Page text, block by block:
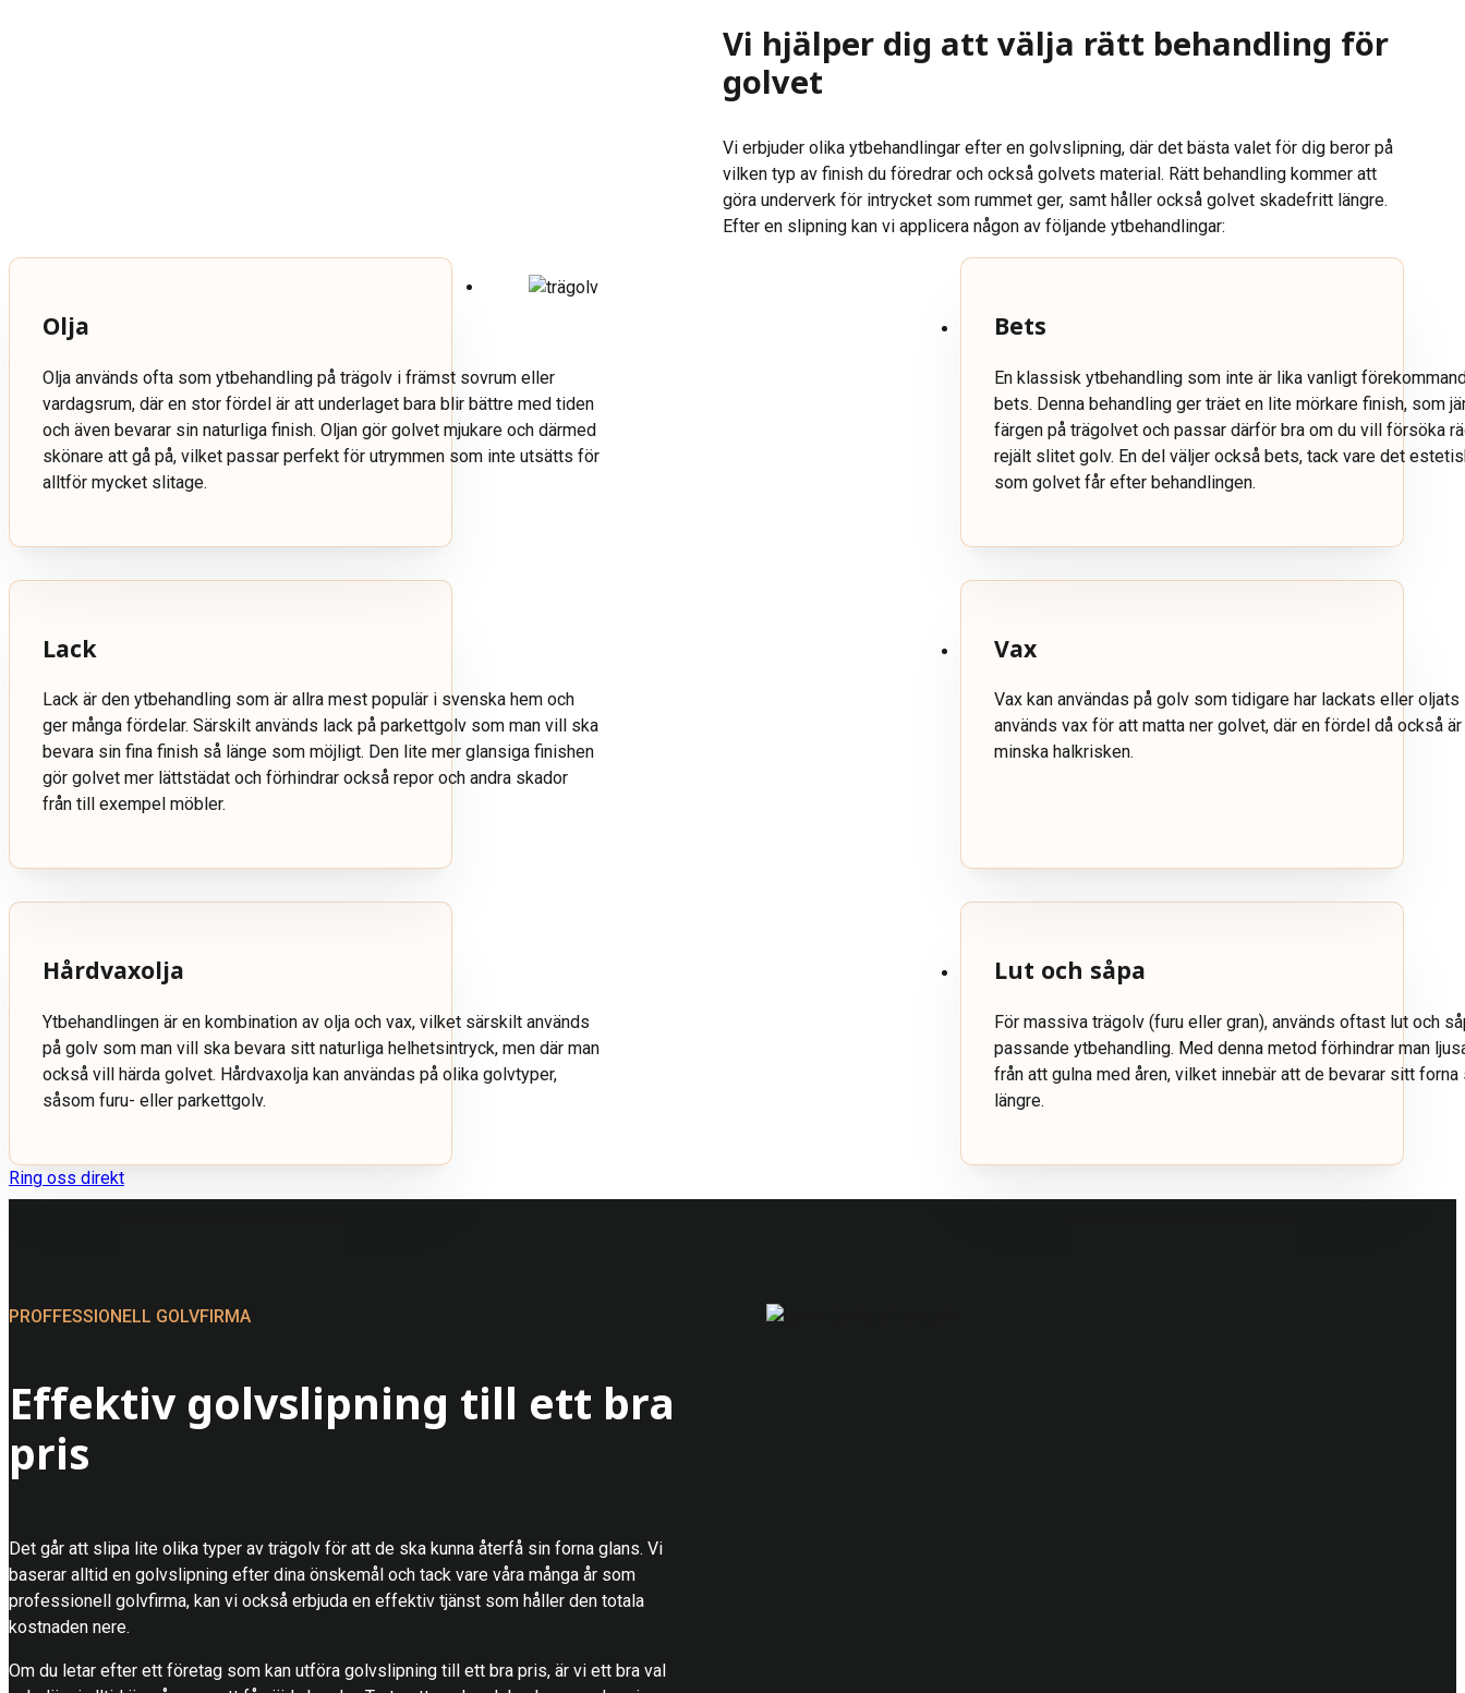
Vi hjälper dig att välja rätt behandling för
golvet
Vi erbjuder olika ytbehandlingar efter en golvslipning, där det bästa valet för dig beror på
vilken typ av finish du föredrar och också golvets material. Rätt behandling kommer att
göra underverk för intrycket som rummet ger, samt håller också golvet skadefritt längre.
Efter en slipning kan vi applicera någon av följande ytbehandlingar:
Olja
Olja används ofta som ytbehandling på trägolv i främst sovrum eller
vardagsrum, där en stor fördel är att underlaget bara blir bättre med tiden
och även bevarar sin naturliga finish. Oljan gör golvet mjukare och därmed
skönare att gå på, vilket passar perfekt för utrymmen som inte utsätts för
alltför mycket slitage.
Bets
En klassisk ytbehandling som inte är lika vanligt
bets. Denna behandling ger träet en lite mörkare finish, som
färgen på trägolvet och passar därför bra om du vill försöka
rejält slitet golv. En del väljer också bets, tack vare det
som golvet får efter behandlingen.
Lack
Lack är den ytbehandling som är allra mest populär i svenska hem och
ger många fördelar. Särskilt används lack på parkettgolv som man vill ska
bevara sin fina finish så länge som möjligt. Den lite mer glansiga finishen
gör golvet mer lättstädat och förhindrar också repor och andra skador
från till exempel möbler.
Vax
Vax kan användas på golv som tidigare har lackats eller oljats
används vax för att matta ner golvet, där en fördel då också är
minska halkrisken.
Hårdvaxolja
Ytbehandlingen är en kombination av olja och vax, vilket särskilt används
på golv som man vill ska bevara sitt naturliga helhetsintryck, men där man
också vill härda golvet. Hårdvaxolja kan användas på olika golvtyper,
såsom furu- eller parkettgolv.
Lut och såpa
För massiva trägolv (furu eller gran), används oftast lut och
passande ytbehandling. Med denna metod förhindrar man
från att gulna med åren, vilket innebär att de bevarar sitt forna
längre.
Ring oss direkt
Effektiv golvslipning till ett bra
pris
Det går att slipa lite olika typer av trägolv för att de ska kunna återfå sin forna glans. Vi
baserar alltid en golvslipning efter dina önskemål och tack vare våra många år som
professionell golvfirma, kan vi också erbjuda en effektiv tjänst som håller den totala
kostnaden nere.
Om du letar efter ett företag som kan utföra golvslipning till ett bra pris, är vi ett bra val
PROFFESSIONELL GOLVFIRMA